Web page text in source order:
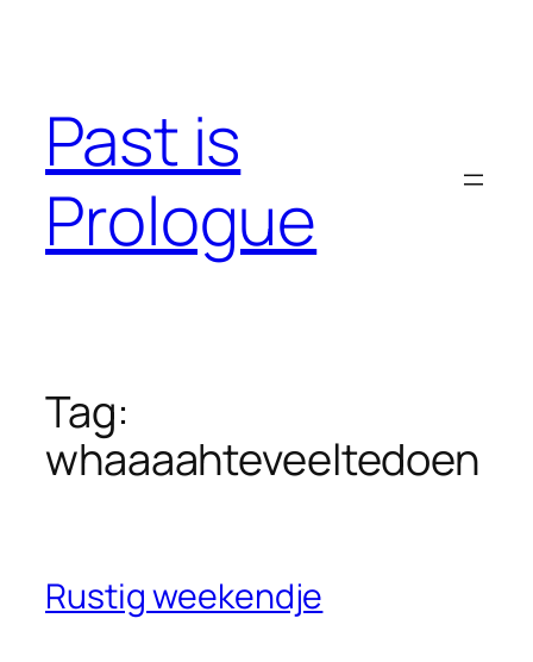
Past is
Prologue
Tag:
whaaaahteveeltedoen
Rustig weekendje